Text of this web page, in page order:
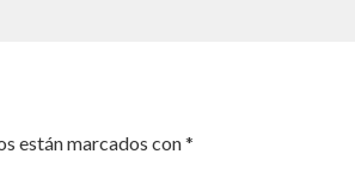
están marcados con*